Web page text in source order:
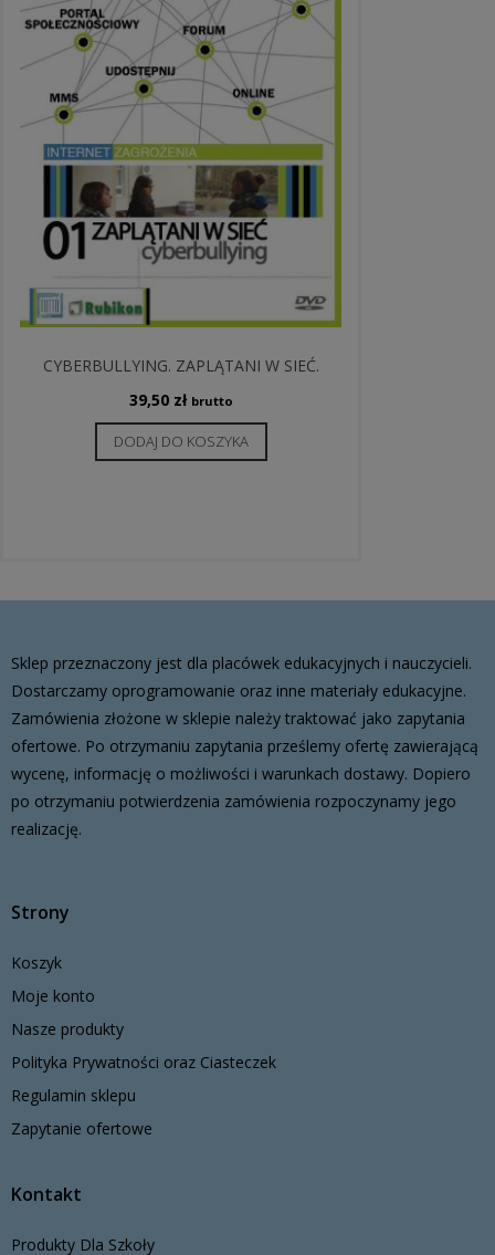
CYBERBULLYING. ZAPLĄTANI W SIEĆ.
39,50 zł brutto
DODAJ DO KOSZYKA
Sklep przeznaczony jest dla placówek edukacyjnych i nauczycieli.
Dostarczamy oprogramowanie oraz inne materiały edukacyjne.
Zamówienia złożone w sklepie należy traktować jako zapytania
ofertowe. Po otrzymaniu zapytania prześlemy ofertę zawierającą
wycenę, informację o możliwości i warunkach dostawy. Dopiero
po otrzymaniu potwierdzenia zamówienia rozpoczynamy jego
realizację.
Strony
Koszyk
Moje konto
Nasze produkty
Polityka Prywatności oraz Ciasteczek
Regulamin sklepu
Zapytanie ofertowe
Kontakt
Produkty Dla Szkoły